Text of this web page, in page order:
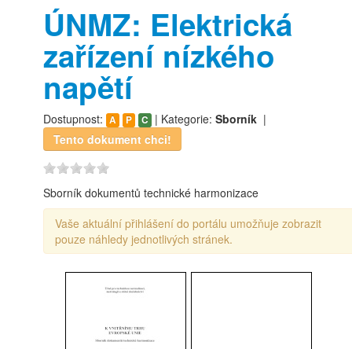
Přehled podle firmy
Přehled podle obsahu
ÚNMZ: Elektrická
zařízení nízkého
napětí
Dostupnost: A P C | Kategorie: Sborník|
Tento dokument chci!
Sborník dokumentů technické harmonizace
Vaše aktuální přihlášení do portálu umožňuje zobrazit
pouze náhledy jednotlivých stránek.